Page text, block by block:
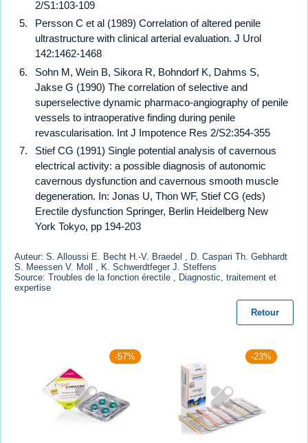
2/S1:103-109
Persson C et al (1989) Correlation of altered penile
ultrastructure with clinical arterial evaluation. J Urol
142:1462-1468
Sohn M, Wein B, Sikora R, Bohndorf K, Dahms S,
Jakse G (1990) The correlation of selective and
superselective dynamic pharmaco-angiography of penile
vessels to intraoperative finding during penile
revascularisation. Int J Impotence Res 2/S2:354-355
Stief CG (1991) Single potential analysis of cavernous
electrical activity: a possible diagnosis of autonomic
cavernous dysfunction and cavernous smooth muscle
degeneration. In: Jonas U, Thon WF, Stief CG (eds)
Erectile dysfunction Springer, Berlin Heidelberg New
York Tokyo, pp 194-203
Auteur: S. Alloussi E. Becht H.-V. Braedel , D. Caspari Th. Gebhardt
S. Meessen V. Moll , K. Schwerdtfeger J. Steffens
Source: Troubles de la fonction érectile , Diagnostic, traitement et
expertise
Retour
-57% -23%